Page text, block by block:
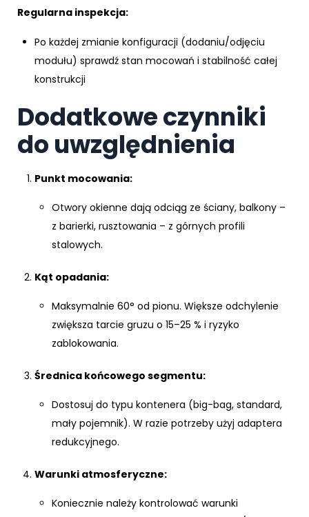
Regularna inspekcja:
Po każdej zmianie konfiguracji (dodaniu/odjęciu
modułu) sprawdź stan mocowań i stabilność całej
konstrukcji
Dodatkowe czynniki
do uwzględnienia
Punkt mocowania:
Otwory okienne dają odciąg ze ściany, balkony –
z barierki, rusztowania – z górnych profili
stalowych.
Kąt opadania:
Maksymalnie 60° od pionu. Większe odchylenie
zwiększa tarcie gruzu o 15–25 % i ryzyko
zablokowania.
Średnica końcowego segmentu:
Dostosuj do typu kontenera (big-bag, standard,
mały pojemnik). W razie potrzeby użyj adaptera
redukcyjnego.
Warunki atmosferyczne:
Koniecznie należy kontrolować warunki